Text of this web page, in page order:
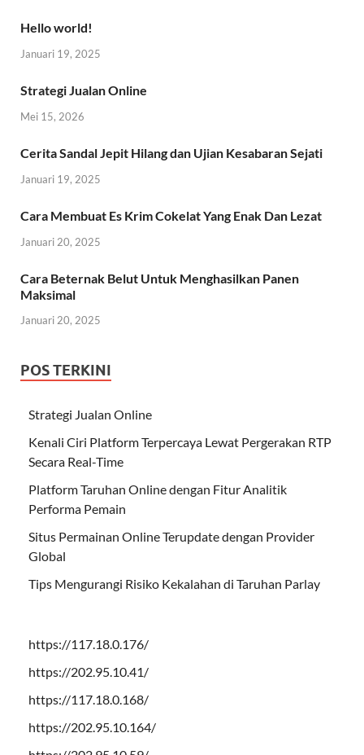
Hello world!
Januari 19, 2025
Strategi Jualan Online
Mei 15, 2026
Cerita Sandal Jepit Hilang dan Ujian Kesabaran Sejati
Januari 19, 2025
Cara Membuat Es Krim Cokelat Yang Enak Dan Lezat
Januari 20, 2025
Cara Beternak Belut Untuk Menghasilkan Panen
Maksimal
Januari 20, 2025
POS TERKINI
Strategi Jualan Online
Kenali Ciri Platform Terpercaya Lewat Pergerakan RTP
Secara Real-Time
Platform Taruhan Online dengan Fitur Analitik
Performa Pemain
Situs Permainan Online Terupdate dengan Provider
Global
Tips Mengurangi Risiko Kekalahan di Taruhan Parlay
https://117.18.0.176/
https://202.95.10.41/
https://117.18.0.168/
https://202.95.10.164/